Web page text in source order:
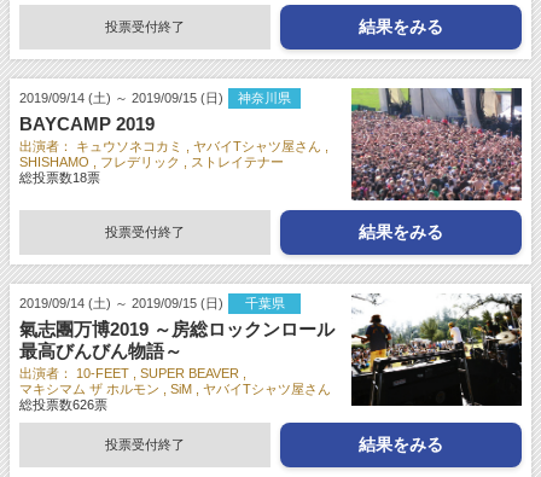
投票受付終了 結果をみる
2019/09/14 (土) ～ 2019/09/15 (日) 神奈川県
BAYCAMP 2019
出演者： キュウソネコカミ
ヤバイTシャツ屋さん
SHISHAMO
フレデリック
ストレイテナー
総投票数18票
投票受付終了 結果をみる
2019/09/14 (土) ～ 2019/09/15 (日) 千葉県
氣志團万博2019 ～房総ロックンロール
最高びんびん物語～
出演者： 10-FEET
SUPER BEAVER
マキシマム ザ ホルモン
SiM
ヤバイTシャツ屋さん
総投票数626票
投票受付終了 結果をみる